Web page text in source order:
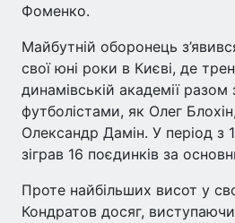
Фоменко.
Майбутній оборонець
свої юні роки в Києві, де
динамівській академії
футболістами, як Олег
Олександр Дамін. У період з
зіграв 16 поєдинків за
Проте найбільших висот у
Кондратов досяг,